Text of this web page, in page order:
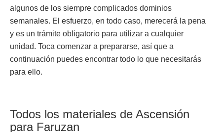
algunos de los siempre complicados dominios
semanales. El esfuerzo, en todo caso, merecerá la pena
y es un trámite obligatorio para utilizar a cualquier
unidad. Toca comenzar a prepararse, así que a
continuación puedes encontrar todo lo que necesitarás
para ello.
Todos los materiales de Ascensión
para Faruzan